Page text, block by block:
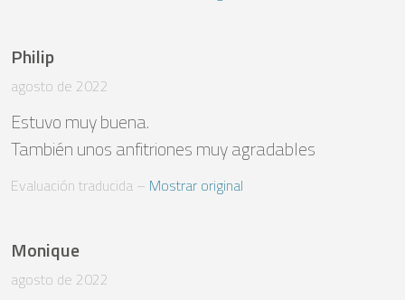
Philip
agosto de 2022
Estuvo muy buena.
También unos anfitriones muy agradables
Evaluación traducida – Mostrar original
Monique
agosto de 2022